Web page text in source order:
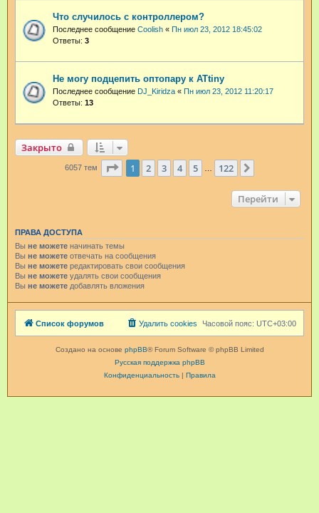
Что случилось с контроллером?
Последнее сообщение Coolish « Пн июл 23, 2012 18:45:02
Ответы: 3
Не могу подцепить оптопару к ATtiny
Последнее сообщение DJ_Kiridza « Пн июл 23, 2012 11:20:17
Ответы: 13
Закрыто
6057 тем Страница из 122
1 2 3 4 5 122
Перейти
ПРАВА ДОСТУПА
Вы не можете начинать темы
Вы не можете отвечать на сообщения
Вы не можете редактировать свои сообщения
Вы не можете удалять свои сообщения
Вы не можете добавлять вложения
Список форумов Часовой пояс: UTC+03:00
Удалить cookies
Создано на основе phpBB® Forum Software © phpBB Limited
Русская поддержка phpBB
Конфиденциальность| Правила